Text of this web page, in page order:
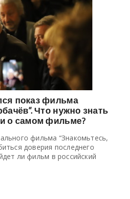
показ фильма
Что нужно знать
о самом фильме?
фильма “Знакомьтесь,
доверия последнего
ли фильм в российский